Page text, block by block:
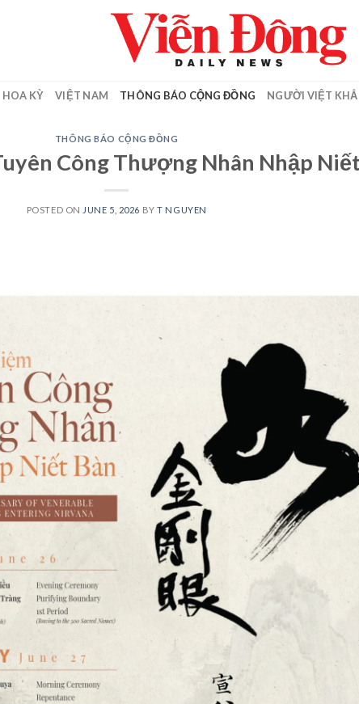
HOA KỲ VIỆT NAM THÔNG BÁO CỘNG ĐỒNG NGƯỜI VIỆT
THÔNG BÁO CỘNG ĐỒNG
Công Thượng Nhân Nhập
POSTED ON JUNE 5, 2026 BYT NGUYEN